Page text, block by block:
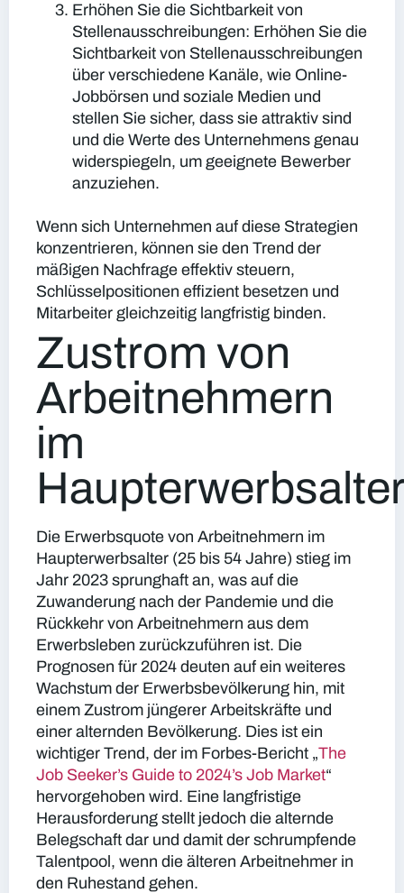
Erhöhen Sie die Sichtbarkeit von
Stellenausschreibungen: Erhöhen Sie die
Sichtbarkeit von Stellenausschreibungen
über verschiedene Kanäle, wie Online-
Jobbörsen und soziale Medien und
stellen Sie sicher, dass sie attraktiv sind
und die Werte des Unternehmens genau
widerspiegeln, um geeignete Bewerber
anzuziehen.
Wenn sich Unternehmen auf diese Strategien
konzentrieren, können sie den Trend der
mäßigen Nachfrage effektiv steuern,
Schlüsselpositionen effizient besetzen und
Mitarbeiter gleichzeitig langfristig binden.
Zustrom von
Arbeitnehmern
im
Die Erwerbsquote von Arbeitnehmern im
Haupterwerbsalter (25 bis 54 Jahre) stieg im
Jahr 2023 sprunghaft an, was auf die
Zuwanderung nach der Pandemie und die
Rückkehr von Arbeitnehmern aus dem
Erwerbsleben zurückzuführen ist. Die
Prognosen für 2024 deuten auf ein weiteres
Wachstum der Erwerbsbevölkerung hin, mit
einem Zustrom jüngerer Arbeitskräfte und
einer alternden Bevölkerung. Dies ist ein
wichtiger Trend, der im Forbes-Bericht „The
Job Seeker’s Guide to 2024’s Job Market“
hervorgehoben wird. Eine langfristige
Herausforderung stellt jedoch die alternde
Belegschaft dar und damit der schrumpfende
Talentpool, wenn die älteren Arbeitnehmer in
den Ruhestand gehen.